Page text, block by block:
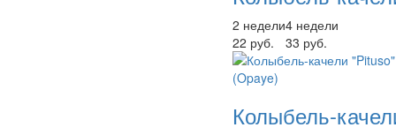
2 недели4 недели
22 руб.
33 руб.
Колыбель-